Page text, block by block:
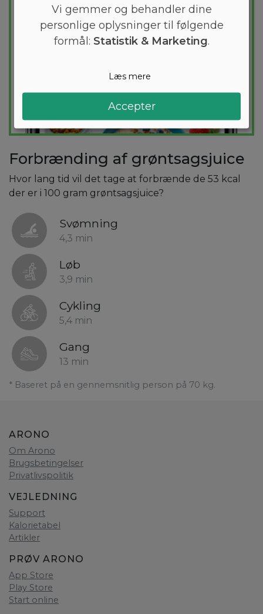
Forbrænding af grøntsagsjuice
Hvor lang tid vil det tage at forbrænde de 53 kcal
der er i 100 gram grøntsagsjuice?
Svømning
4,3 min
Løb
3,9 min
Cykling
5,4 min
Gang
13 min
* Baseret på en gennemsnitlig person på 70 kg.
ARONO
Om Arono
Brugsbetingelser
Privatlivspolitik
VEJLEDNING
Support
Kalorietabel
Artikler
PRØV ARONO
App Store
Play Store
Start online
Vi gemmer og behandler dine
personlige oplysninger til følgende
formål: Statistik & Marketing.
Læs mere
Accepter